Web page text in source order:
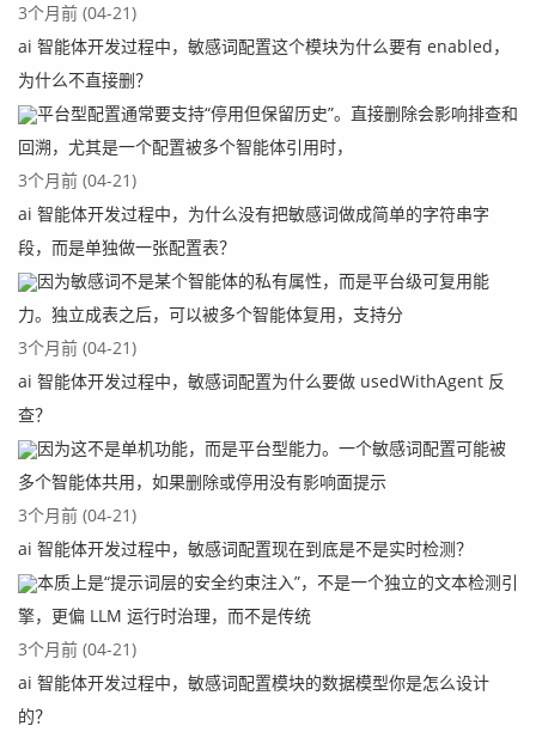
3个月前 (04-21)
ai 智能体开发过程中，敏感词配置这个模块为什么要有 enabled，
为什么不直接删？
平台型配置通常要支持“停用但保留历史”。直接删除会影响排查和
回溯，尤其是一个配置被多个智能体引用时，
3个月前 (04-21)
ai 智能体开发过程中，为什么没有把敏感词做成简单的字符串字
段，而是单独做一张配置表？
因为敏感词不是某个智能体的私有属性，而是平台级可复用能
力。独立成表之后，可以被多个智能体复用，支持分
3个月前 (04-21)
ai 智能体开发过程中，敏感词配置为什么要做 usedWithAgent 反
查？
因为这不是单机功能，而是平台型能力。一个敏感词配置可能被
多个智能体共用，如果删除或停用没有影响面提示
3个月前 (04-21)
ai 智能体开发过程中，敏感词配置现在到底是不是实时检测？
本质上是“提示词层的安全约束注入”，不是一个独立的文本检测引
擎，更偏 LLM 运行时治理，而不是传统
3个月前 (04-21)
ai 智能体开发过程中，敏感词配置模块的数据模型你是怎么设计
的？